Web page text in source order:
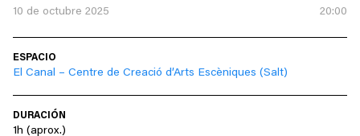
10 de octubre 2025 20:00
ESPACIO
El Canal – Centre de Creació d’Arts Escèniques (Salt)
DURACIÓN
1h (aprox.)